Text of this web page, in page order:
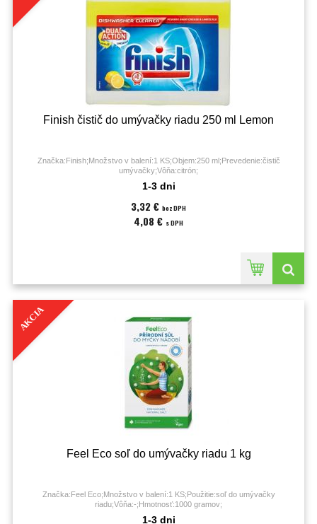
Finish čistič do umývačky riadu 250 ml Lemon
Značka:Finish;Množstvo v balení:1 KS;Objem:250 ml;Prevedenie:čistič
umývačky;Vôňa:citrón;
1-3 dni
3,32 € bez DPH
4,08 € s DPH
AKCIA
Feel Eco soľ do umývačky riadu 1 kg
Značka:Feel Eco;Množstvo v balení:1 KS;Použitie:soľ do umývačky
riadu;Vôňa:-;Hmotnosť:1000 gramov;
1-3 dni